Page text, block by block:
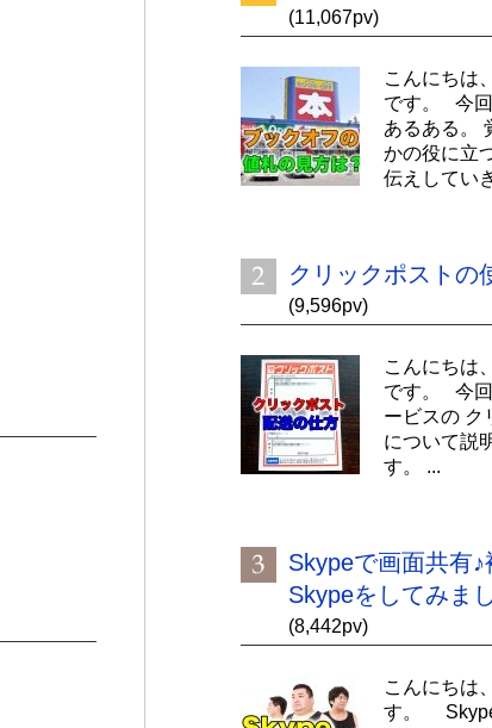
(11,067pv)
こんにちは
です。 今
あるある。
かの役に立
伝えしてい
クリックポストの
(9,596pv)
こんにちは
です。 今
ービスの ク
について説
す。 ...
Skypeで画面共有
Skypeをしてみま
(8,442pv)
こんにちは
す。